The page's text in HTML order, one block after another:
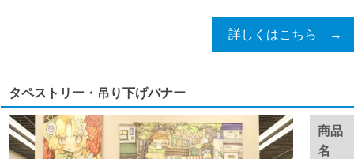
詳しくはこちら →
タペストリー・吊り下げバナー
商品
名